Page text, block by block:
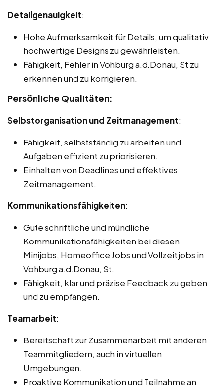
Detailgenauigkeit:
Hohe Aufmerksamkeit für Details, um qualitativ
hochwertige Designs zu gewährleisten.
Fähigkeit, Fehler in Vohburg a.d.Donau, St zu
erkennen und zu korrigieren.
Persönliche Qualitäten:
Selbstorganisation und Zeitmanagement:
Fähigkeit, selbstständig zu arbeiten und
Aufgaben effizient zu priorisieren.
Einhalten von Deadlines und effektives
Zeitmanagement.
Kommunikationsfähigkeiten:
Gute schriftliche und mündliche
Kommunikationsfähigkeiten bei diesen
Minijobs, Homeoffice Jobs und Vollzeitjobs in
Vohburg a.d.Donau, St.
Fähigkeit, klar und präzise Feedback zu geben
und zu empfangen.
Teamarbeit:
Bereitschaft zur Zusammenarbeit mit anderen
Teammitgliedern, auch in virtuellen
Umgebungen.
Proaktive Kommunikation und Teilnahme an